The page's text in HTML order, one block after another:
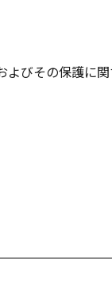
びその保護に